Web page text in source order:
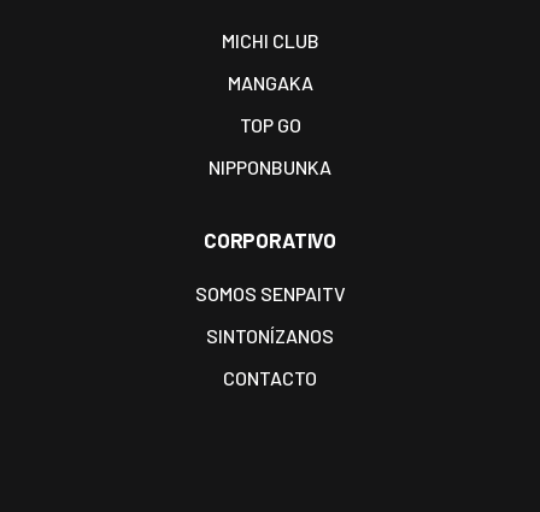
MICHI CLUB
MANGAKA
TOP GO
NIPPONBUNKA
CORPORATIVO
SOMOS SENPAITV
SINTONÍZANOS
CONTACTO